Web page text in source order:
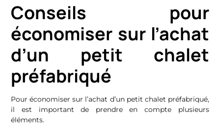
Conseils pour
économiser sur l’achat
d’un petit chalet
préfabriqué
Pour économiser sur l’achat d’un petit chalet préfabriqué,
il est important de prendre en compte plusieurs
éléments.